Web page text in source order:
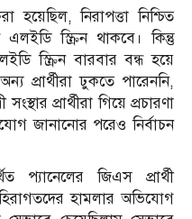
হয়েছিল, নিরাপত্তা নিশ্চিত
এলইডি স্ক্রিন থাকবে। কিন্তু
স্ক্রিন বারবার বন্ধ হয়ে
প্রার্থীরা ঢুকতে পারেননি,
প্রার্থীরা গিয়ে প্রচারণা
জানানোর পরেও নির্বাচন
প্যানেলের জিএস প্রার্থী
হামলার অভিযোগ